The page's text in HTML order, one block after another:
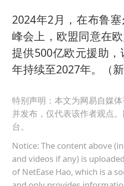
2024年2月，在布鲁
峰会上，欧盟同意在
提供500亿欧元援助
年持续至2027年。（新
特别声明：本文为网易自媒
并发布，仅代表该作者观点
台。
Notice: The content above
and videos if any) is
of NetEase Hao, which is a